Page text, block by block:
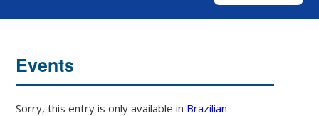
Events
Sorry, this entry is only available in Brazilian